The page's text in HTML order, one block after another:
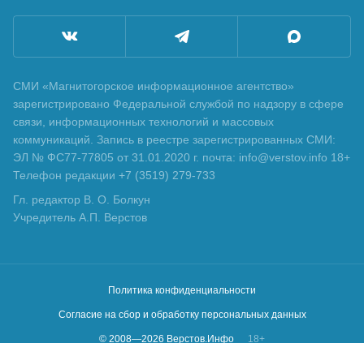
СМИ «Магнитогорское информационное агентство»
зарегистрировано Федеральной службой по надзору в сфере
связи, информационных технологий и массовых
коммуникаций. Запись в реестре зарегистрированных СМИ:
ЭЛ № ФС77-77805 от 31.01.2020 г. почта: info@verstov.info 18+
Телефон редакции +7 (3519) 279-733
Гл. редактор В. О. Болкун
Учредитель А.П. Верстов
Политика конфиденциальности
Согласие на сбор и обработку персональных данных
© 2008—2026 Верстов.Инфо 18+